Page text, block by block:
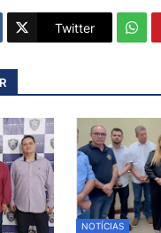
Twitter
NOTÍCIAS